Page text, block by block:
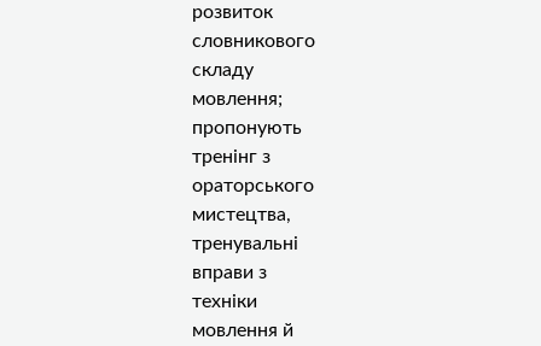
розвиток
словникового
складу
мовлення;
пропонують
тренінг з
ораторського
мистецтва,
тренувальні
вправи з
техніки
мовлення й